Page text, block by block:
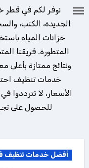
نوفر لكم في قطر
الجديدة، الكنب،
خزانات المياه
المتطورة. فريقنا
ونتائج ممتازة بأعلى
خدمات تنظيف
للحصول على
أفضل خدمات تنظيف